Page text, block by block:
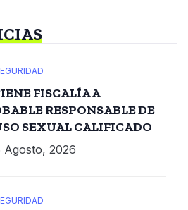
FISCALÍA A
RESPONSABLE DE
SEXUAL CALIFICADO
Agosto, 2026